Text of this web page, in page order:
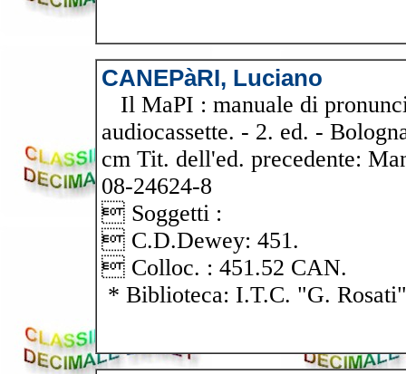
CANEPàRI, Luciano
Il MaPI : manuale di
audiocassette. - 2. ed. -
cm Tit. dell'ed. precedente:
08-24624-8
 Soggetti :
 C.D.Dewey: 451.
 Colloc. : 451.52 CAN.
* Biblioteca: I.T.C. "G. Rosati"